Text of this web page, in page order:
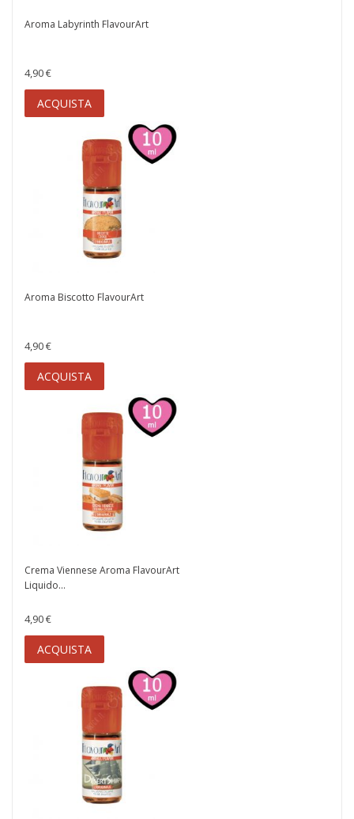
Aroma Labyrinth FlavourArt
4,90 €
ACQUISTA
Aroma Biscotto FlavourArt
4,90 €
ACQUISTA
Crema Viennese Aroma FlavourArt
Liquido...
4,90 €
ACQUISTA